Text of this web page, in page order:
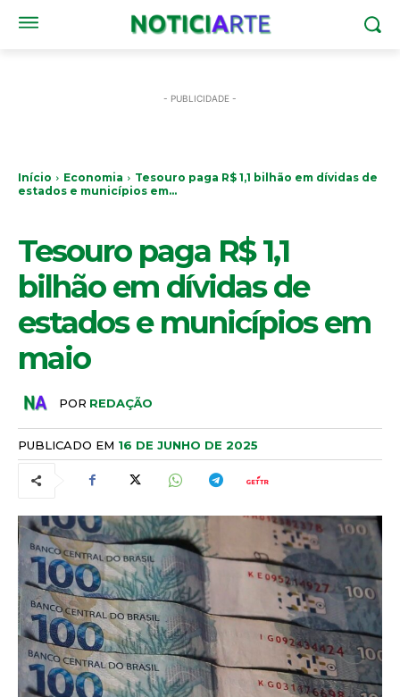
- PUBLICIDADE -
Início Economia
Tesouro paga R$ 1,1 bilhão em dívidas de
estados e municípios em...
Tesouro paga R$ 1,1
bilhão em dívidas de
estados e municípios em
maio
POR REDAÇÃO
PUBLICADO EM 16 DE JUNHO DE 2025